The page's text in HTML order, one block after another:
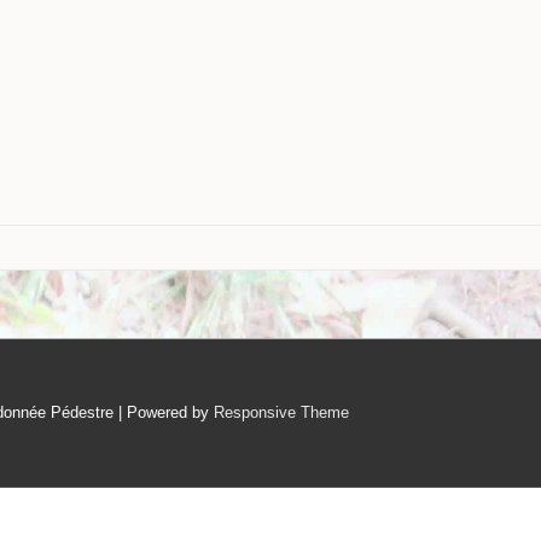
Pédestre | Powered by Responsive Theme